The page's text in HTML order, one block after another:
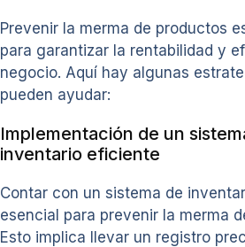
Prevenir la merma de productos
para garantizar la rentabilidad y
negocio. Aquí hay algunas
pueden ayudar:
Implementación de un
inventario eficiente
Contar con un sistema de
esencial para prevenir la merma
Esto implica llevar un registro